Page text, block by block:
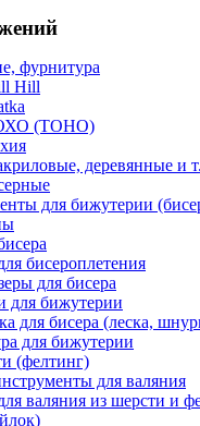
фурнитура
Hill
(TOHO)
деревянные и
для бижутерии
бисероплетения
для бисера
для бижутерии
для бисера (леска,
для бижутерии
(фелтинг)
для валяния
валяния из шерсти и